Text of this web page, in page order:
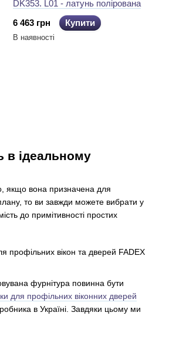
в ідеальному
якщо вона призначена для
то ви завжди можете вибрати у
до примітивності простих
фурнітура повинна бути
для профільних віконних дверей
в Україні. Завдяки цьому ми
DK353. L01 - латунь полірована
6 463 грн
Купити
В наявності